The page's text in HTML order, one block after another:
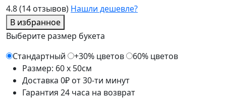
4.8(14 отзывов) Нашли дешевле?
В избранное
Выберите размер букета
Стандартный
+30% цветов
60% цветов
Размер: 60 x 50см
Доставка 0₽ от 30-ти минут
Гарантия 24 часа на возврат